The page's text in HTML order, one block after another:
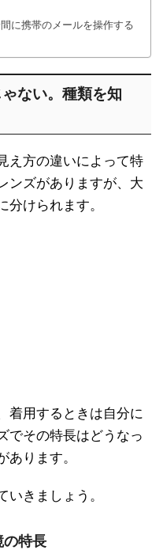
に携帯のメールを操作する
ない。種類を知
え方の違いによって特
ンズがありますが、大
分けられます。
着用するときは自分に
でその特長はどうなっ
あります。
いきましょう。
の特長